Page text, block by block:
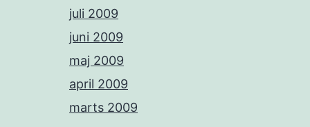
juli 2009
juni 2009
maj 2009
april 2009
marts 2009